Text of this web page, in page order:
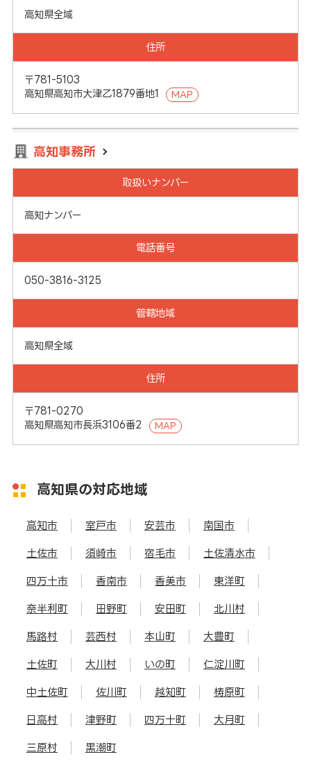
高知県全域
住所
〒781-5103
高知県高知市大津乙1879番地1
MAP
高知事務所
取扱いナンバー
高知ナンバー
電話番号
050-3816-3125
管轄地域
高知県全域
住所
〒781-0270
高知県高知市長浜3106番2
MAP
高知県の対応地域
高知市 室戸市 安芸市 南国市
土佐市 須崎市 宿毛市 土佐清水市
四万十市 香南市 香美市 東洋町
奈半利町 田野町 安田町 北川村
馬路村 芸西村 本山町 大豊町
土佐町 大川村 いの町 仁淀川町
中土佐町 佐川町 越知町 梼原町
日高村 津野町 四万十町 大月町
三原村 黒潮町